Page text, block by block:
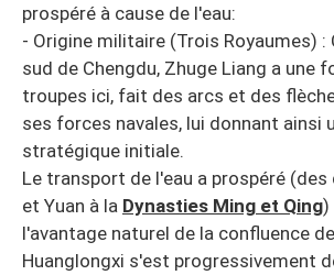
prospéré à cause de l'eau:
- Origine militaire (Trois Royaumes)
sud de Chengdu, Zhuge Liang a une
troupes ici, fait des arcs et des
ses forces navales, lui donnant ainsi
stratégique initiale.
Le transport de l'eau a prospéré
et Yuan à la Dynasties Ming et Qing)
l'avantage naturel de la confluence
Huanglongxi s'est progressivement